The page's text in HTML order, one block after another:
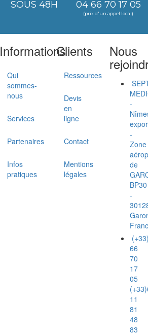
SOUS 48H 04 66 70 17 05
(prix d'un appel local)
Informations
Qui
sommes-
nous
Services
Partenaires
Infos
pratiques
Clients
Ressources
Devis
en
ligne
Contact
Mentions
légales
Nous
-
-
Zone
de
BP30
-
66
70
17
05
11
81
48
83